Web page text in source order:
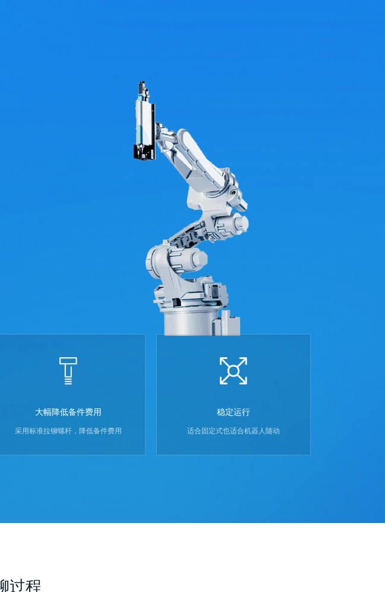
大幅降低备件费用
采用标准拉铆螺杆，降低备件费用
稳定运行
适合固定式也适合机器人随动
过程